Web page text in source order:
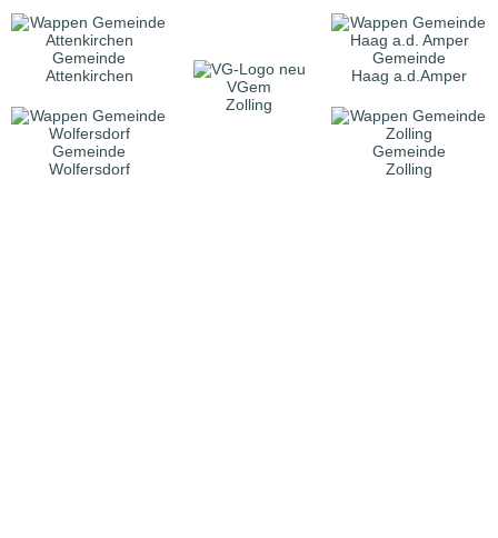
Gemeinde
Attenkirchen
VGem
Zolling
Gemeinde
Haag a.d.Amper
Gemeinde
Wolfersdorf
Gemeinde
Zolling